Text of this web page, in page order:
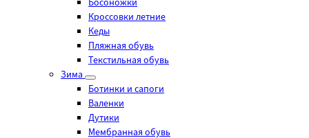
Босоножки
Кроссовки летние
Кеды
Пляжная обувь
Текстильная обувь
Зима
Ботинки и сапоги
Валенки
Дутики
Мембранная обувь